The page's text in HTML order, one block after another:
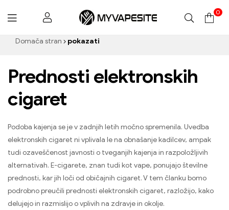
Myvapesite.de
0
Domača stran pokazati
Prednosti elektronskih
cigaret
Podoba kajenja se je v zadnjih letih močno spremenila. Uvedba
elektronskih cigaret ni vplivala le na obnašanje kadilcev, ampak
tudi ozaveščenost javnosti o tveganjih kajenja in razpoložljivih
alternativah. E-cigarete, znan tudi kot vape, ponujajo številne
prednosti, kar jih loči od običajnih cigaret. V tem članku bomo
podrobno preučili prednosti elektronskih cigaret, razložijo, kako
delujejo in razmislijo o vplivih na zdravje in okolje.